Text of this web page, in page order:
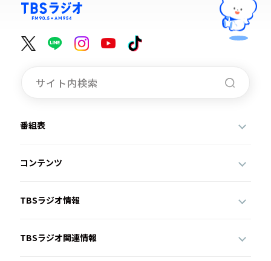
番組表
コンテンツ
TBSラジオ情報
TBSラジオ関連情報